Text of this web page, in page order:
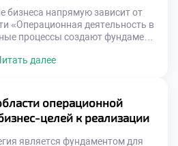
бизнеса напрямую зависит от
«Операционная деятельность в
процессы создают фундамент
цели остаются лишь
снижает экологический след
ответственность
рутинные задачи
Сегодня поступить […]
далее
операционной
целей к реализации
является фундаментом для